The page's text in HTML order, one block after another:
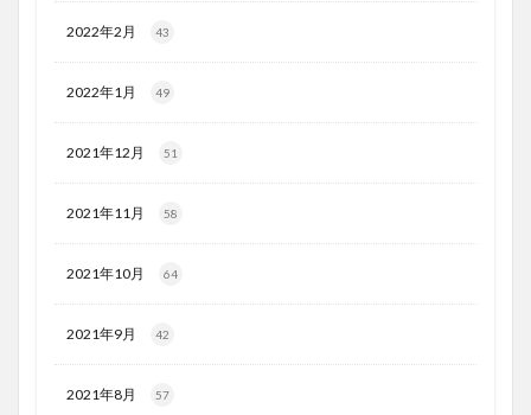
2022年2月 43
2022年1月 49
2021年12月 51
2021年11月 58
2021年10月 64
2021年9月 42
2021年8月 57